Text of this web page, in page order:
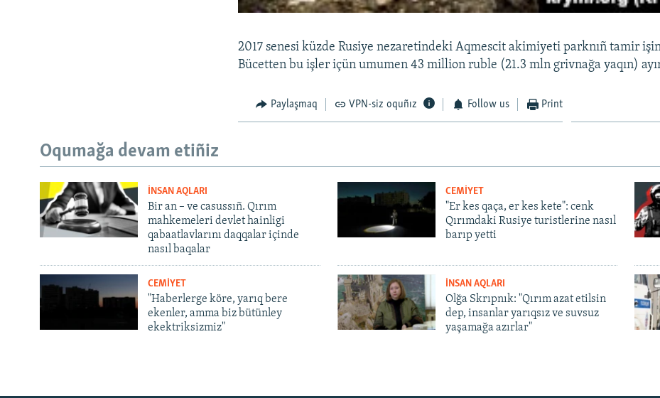
Русский
2017 senesi küzde Rusiye nezaretindeki Aqmescit akimiyeti parknıñ tamir
Bücetten bu işler içün umumen 43 million ruble (21.3 mln grivnağa yaqın)
Paylaşmaq VPN-siz oquñız Follow us Print
Oqumağa devam etiñiz
İNSAN AQLARI
Bir an – ve casussıñ. Qırım
mahkemeleri devlet hainligi
qabaatlavlarını daqqalar içinde
nasıl baqalar
CEMİYET
"Er kes qaça, er kes kete": cenk
Qırımdaki Rusiye turistlerine nasıl
barıp yetti
CEMİYET
"Haberlerge köre, yarıq bere
ekenler, amma biz bütünley
ekektriksizmiz"
İNSAN AQLARI
Olğa Skrıpnık: "Qırım azat etilsin
dep, insanlar yarıqsız ve suvsuz
yaşamağa azırlar"